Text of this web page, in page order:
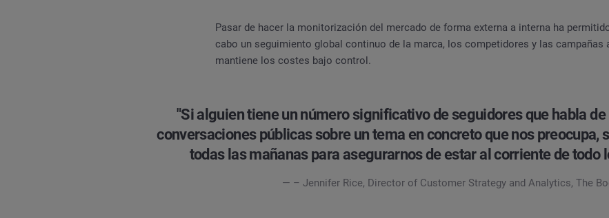
Pasar de hacer la monitorización del mercado de forma externa a interna ha
cabo un seguimiento global continuo de la marca, los competidores y las campañas
mantiene los costes bajo control.
"Si alguien tiene un número significativo de seguidores que habla
conversaciones públicas sobre un tema en concreto que nos preocupa,
todas las mañanas para asegurarnos de estar al corriente de todo
— – Jennifer Rice, Director of Customer Strategy and Analytics, The